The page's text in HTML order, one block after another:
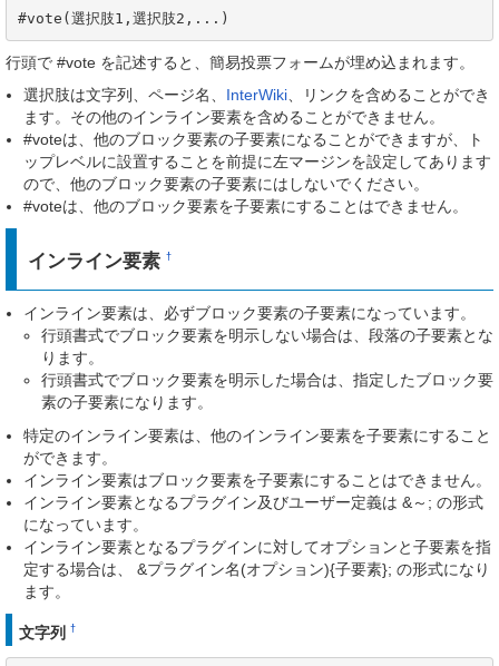
#vote(選択肢1,選択肢2,...)
行頭で #vote を記述すると、簡易投票フォームが埋め込まれます。
選択肢は文字列、ページ名、 InterWiki、リンクを含めることができ
ます。その他のインライン要素を含めることができません。
#voteは、他のブロック要素の子要素になることができますが、ト
ップレベルに設置することを前提に左マージンを設定してあります
ので、他のブロック要素の子要素にはしないでください。
#voteは、他のブロック要素を子要素にすることはできません。
インライン要素†
インライン要素は、必ずブロック要素の子要素になっています。
行頭書式でブロック要素を明示しない場合は、段落の子要素とな
ります。
行頭書式でブロック要素を明示した場合は、指定したブロック要
素の子要素になります。
特定のインライン要素は、他のインライン要素を子要素にすること
ができます。
インライン要素はブロック要素を子要素にすることはできません。
インライン要素となるプラグイン及びユーザー定義は &～; の形式
になっています。
インライン要素となるプラグインに対してオプションと子要素を指
定する場合は、 &プラグイン名(オプション){子要素}; の形式になり
ます。
文字列 †